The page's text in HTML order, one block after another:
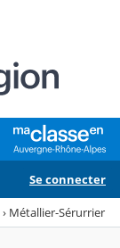
Se connecter
› Métallier-Sérurrier